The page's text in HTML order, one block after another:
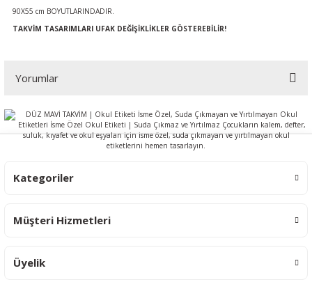
90X55 cm BOYUTLARINDADIR.
TAKVİM TASARIMLARI UFAK DEĞİŞİKLİKLER GÖSTEREBİLİR!
Yorumlar
Bu ürüne ilk yorumu siz yapın!
Kategoriler
Müşteri Hizmetleri
Üyelik